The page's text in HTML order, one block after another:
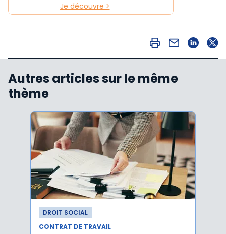
Je découvre >
Autres articles sur le même
thème
DROIT SOCIAL
CONTRAT DE TRAVAIL